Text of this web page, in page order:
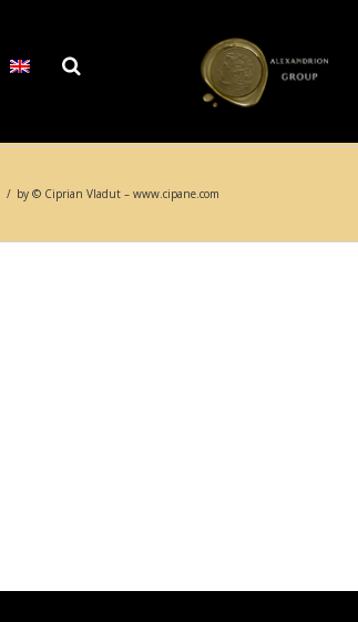
/ by © Ciprian Vladut – www.cipane.com